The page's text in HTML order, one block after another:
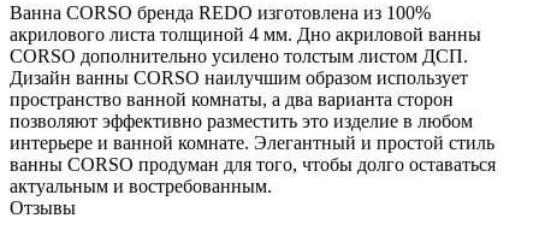
Ванна CORSO бренда REDO изготовлена из 100%
акрилового листа толщиной 4 мм. Дно акриловой ванны
CORSO дополнительно усилено толстым листом ДСП.
Дизайн ванны CORSO наилучшим образом использует
пространство ванной комнаты, а два варианта сторон
позволяют эффективно разместить это изделие в любом
интерьере и ванной комнате. Элегантный и простой стиль
ванны CORSO продуман для того, чтобы долго оставаться
актуальным и востребованным.
Отзывы